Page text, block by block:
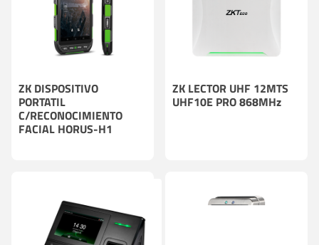
ZK DISPOSITIVO
PORTATIL
C/RECONOCIMIENTO
FACIAL HORUS-H1
ZK LECTOR UHF 12MTS
UHF10E PRO 868MHz